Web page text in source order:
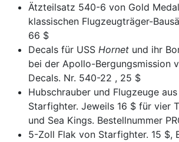
Ätzteilsatz 540-6 von Gold
klassischen Flugzeugträger-
66 $
Decals für USS Hornet und ihr
bei der Apollo-Bergungsmission
Decals. Nr. 540-22 , 25 $
Hubschrauber und Flugzeuge
Starfighter. Jeweils 16 $ für vier
und Sea Kings. Bestellnummer
5-Zoll Flak von Starfighter. 15 $,